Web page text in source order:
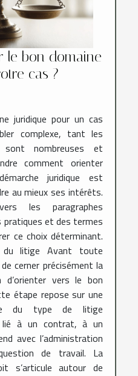
le bon domaine
cas ?
juridique pour un cas
complexe, tant les
nombreuses et
comment orienter
juridique est
au mieux ses intérêts.
les paragraphes
pratiques et des termes
ce choix déterminant.
litige Avant toute
cerner précisément la
vers le bon
étape repose sur une
du type de litige
lié à un contrat, à un
avec l’administration
de travail. La
s’articule autour de